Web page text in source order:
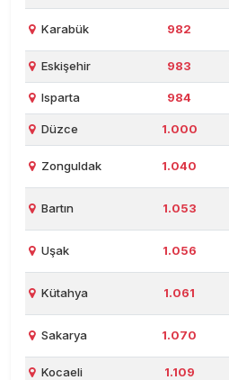
Karabük 982
Eskişehir 983
Isparta 984
Düzce 1.000
Zonguldak 1.040
Bartın 1.053
Uşak 1.056
Kütahya 1.061
Sakarya 1.070
Kocaeli 1.109